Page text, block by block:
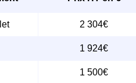
2 304€
1 924€
1 500€